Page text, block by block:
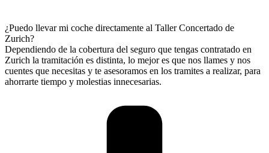
¿Puedo llevar mi coche directamente al Taller Concertado de
Zurich?
Dependiendo de la cobertura del seguro que tengas contratado en
Zurich la tramitación es distinta, lo mejor es que nos llames y nos
cuentes que necesitas y te asesoramos en los tramites a realizar, para
ahorrarte tiempo y molestias innecesarias.